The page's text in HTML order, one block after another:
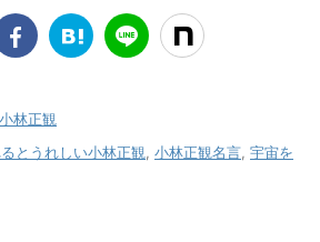
小林正観
とうれしい小林正観 小林正観名言 宇宙を